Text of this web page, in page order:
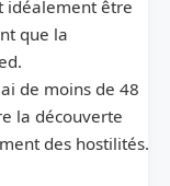
idéalement être
que la
de moins de 48
la découverte
des hostilités.